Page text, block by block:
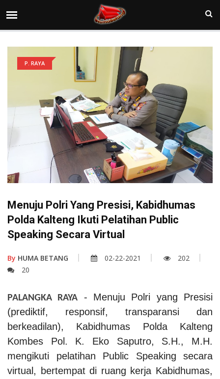
P. RAYA
Menuju Polri Yang Presisi, Kabidhumas
Polda Kalteng Ikuti Pelatihan Public
Speaking Secara Virtual
By HUMA BETANG 02-22-2021
202
20
PALANGKA RAYA - Menuju Polri yang Presisi
(prediktif, responsif, transparansi dan
berkeadilan), Kabidhumas Polda Kalteng
Kombes Pol. K. Eko Saputro, S.H., M.H.
mengikuti pelatihan Public Speaking secara
virtual, bertempat di ruang kerja Kabidhumas,